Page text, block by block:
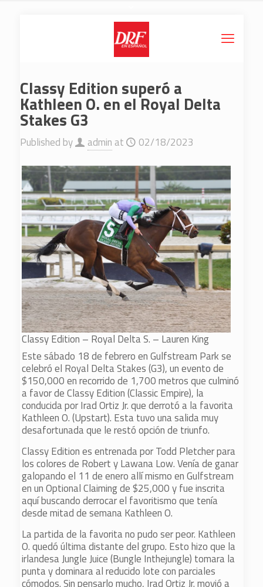
Classy Edition superó a
Kathleen O. en el Royal Delta
Stakes G3
Published by admin at 02/18/2023
Classy Edition – Royal Delta S. – Lauren King
Este sábado 18 de febrero en Gulfstream Park se
celebró el Royal Delta Stakes (G3), un evento de
$150,000 en recorrido de 1,700 metros que culminó
a favor de Classy Edition (Classic Empire), la
conducida por Irad Ortiz Jr. que derrotó a la favorita
Kathleen O. (Upstart). Esta tuvo una salida muy
desafortunada que le restó opción de triunfo.
Classy Edition es entrenada por Todd Pletcher para
los colores de Robert y Lawana Low. Venía de ganar
galopando el 11 de enero allí mismo en Gulfstream
en un Optional Claiming de $25,000 y fue inscrita
aquí buscando derrocar el favoritismo que tenía
desde mitad de semana Kathleen O.
La partida de la favorita no pudo ser peor. Kathleen
O. quedó última distante del grupo. Esto hizo que la
irlandesa Jungle Juice (Bungle Inthejungle) tomara la
punta y dominara al reducido lote con parciales
cómodos. Sin pensarlo mucho, Irad Ortiz Jr. movió a